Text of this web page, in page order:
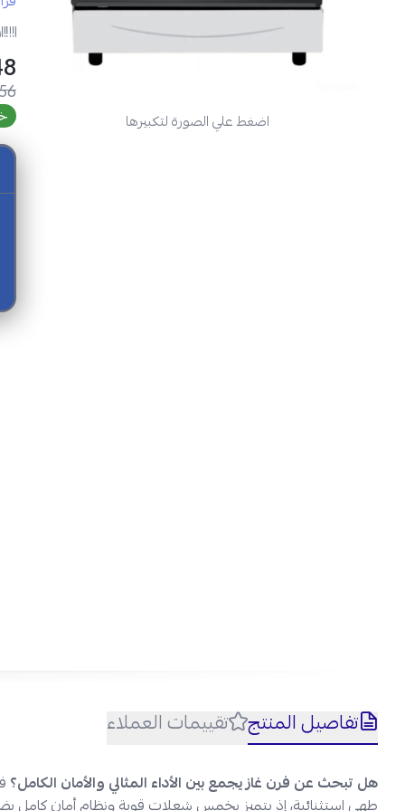
اضغط علي الصورة لتكبيرها
تفاصيل المنتج تقييمات العملاء
هل تبحث عن فرن غاز يجمع بين الأداء المثالي والأمان الكامل؟
طهي استثنائية، إذ يتميز بخمس شعلات قوية ونظام أمان كامل